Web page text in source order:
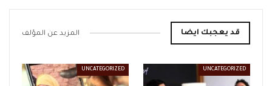
قد يعجبك ايضا المزيد عن المؤلف
UNCATEGORIZED
UNCATEGORIZED